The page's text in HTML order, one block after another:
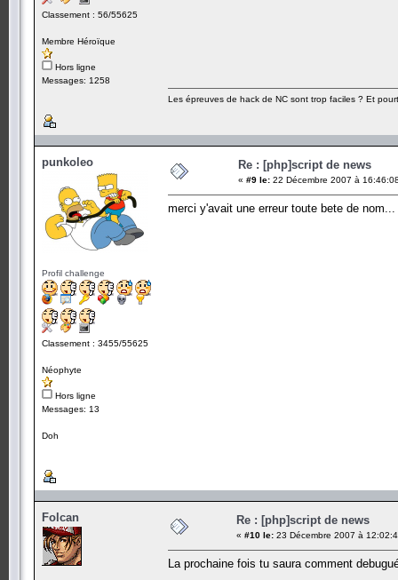
Classement : 56/55625
Membre Héroïque
Hors ligne
Messages: 1258
Les épreuves de hack de NC sont trop faciles ? Et
punkoleo
Profil challenge
Classement : 3455/55625
Néophyte
Hors ligne
Messages: 13
Doh
Re : [php]script de news
« #9 le: 22 Décembre 2007 à
merci y'avait une erreur toute bete de nom...
Folcan Re : [php]script de news
« #10 le: 23 Décembre 2007 à
La prochaine fois tu saura comment